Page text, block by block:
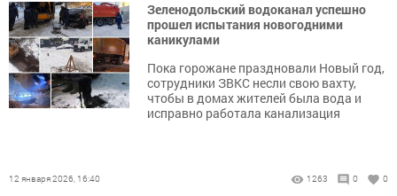
Зеленодольский водоканал успешно
прошел испытания новогодними
каникулами
Пока горожане праздновали Новый год,
сотрудники ЗВКС несли свою вахту,
чтобы в домах жителей была вода и
исправно работала канализация
12 января 2026, 16:40 1263 0 0